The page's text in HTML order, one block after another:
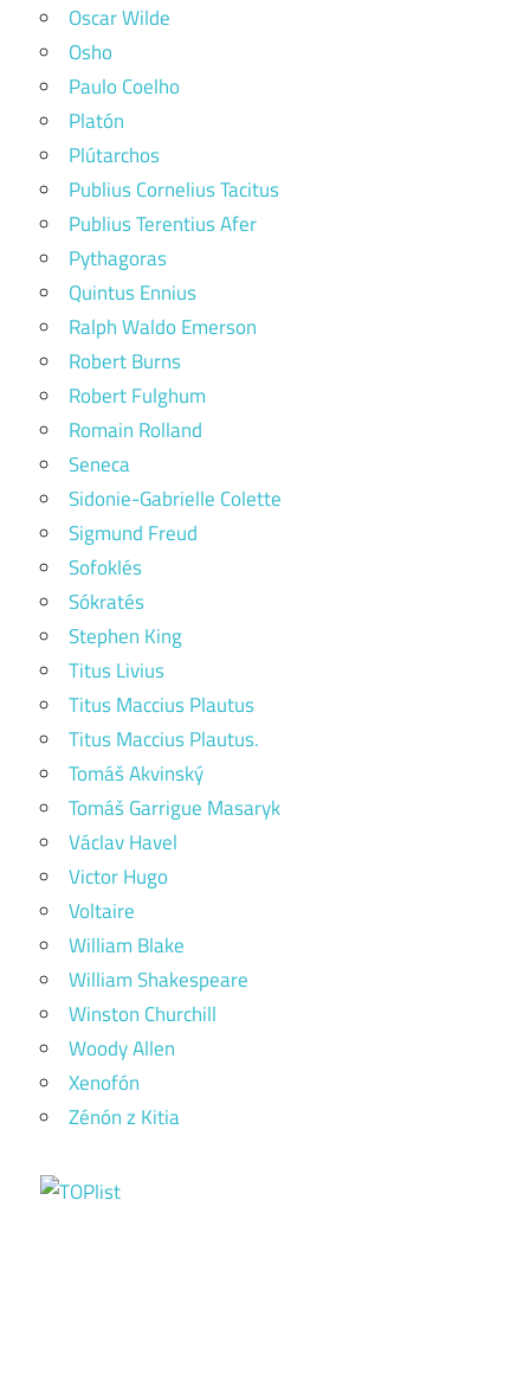
Oscar Wilde
Osho
Paulo Coelho
Platón
Plútarchos
Publius Cornelius Tacitus
Publius Terentius Afer
Pythagoras
Quintus Ennius
Ralph Waldo Emerson
Robert Burns
Robert Fulghum
Romain Rolland
Seneca
Sidonie-Gabrielle Colette
Sigmund Freud
Sofoklés
Sókratés
Stephen King
Titus Livius
Titus Maccius Plautus
Titus Maccius Plautus.
Tomáš Akvinský
Tomáš Garrigue Masaryk
Václav Havel
Victor Hugo
Voltaire
William Blake
William Shakespeare
Winston Churchill
Woody Allen
Xenofón
Zénón z Kitia